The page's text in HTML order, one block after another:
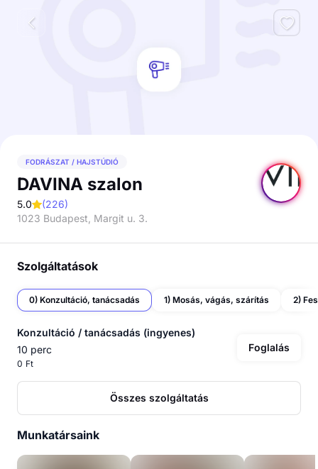
FODRÁSZAT / HAJSTÚDIÓ
DAVINA szalon
5.0 (226)
1023 Budapest, Margit u. 3.
Szolgáltatások
0) Konzultáció, tanácsadás 1) Mosás, vágás, szárítás 2)
Konzultáció / tanácsadás (ingyenes)
10 perc
0 Ft
Foglalás
Összes szolgáltatás
Munkatársaink